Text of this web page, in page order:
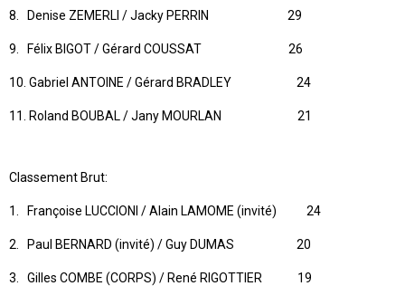
8. Denise ZEMERLI / Jacky PERRIN 29
9. Félix BIGOT / Gérard COUSSAT 26
10. Gabriel ANTOINE / Gérard BRADLEY 24
11. Roland BOUBAL / Jany MOURLAN 21
Classement Brut:
1. Françoise LUCCIONI / Alain LAMOME (invité) 24
2. Paul BERNARD (invité) / Guy DUMAS 20
3. Gilles COMBE (CORPS) / René RIGOTTIER 19